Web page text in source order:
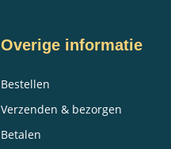
Overige informatie
Bestellen
Verzenden & bezorgen
Betalen